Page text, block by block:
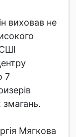
виховав не
7
змагань.
Мягкова